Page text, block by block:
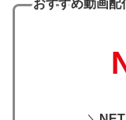
おすすめ動画配